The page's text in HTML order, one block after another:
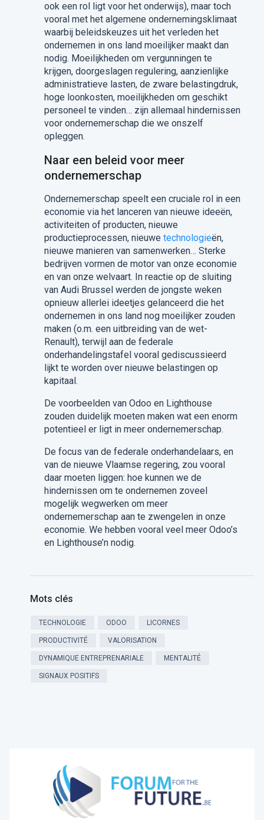
ook een rol ligt voor het onderwijs), maar toch
vooral met het algemene ondernemingsklimaat
waarbij beleidskeuzes uit het verleden het
ondernemen in ons land moeilijker maakt dan
nodig. Moeilijkheden om vergunningen te
krijgen, doorgeslagen regulering, aanzienlijke
administratieve lasten, de zware belastingdruk,
hoge loonkosten, moeilijkheden om geschikt
personeel te vinden… zijn allemaal hindernissen
voor ondernemerschap die we onszelf
opleggen.
Naar een beleid voor meer
ondernemerschap
Ondernemerschap speelt een cruciale rol in een
economie via het lanceren van nieuwe ideeën,
activiteiten of producten, nieuwe
productieprocessen, nieuwe technologieën,
nieuwe manieren van samenwerken… Sterke
bedrijven vormen de motor van onze economie
en van onze welvaart. In reactie op de sluiting
van Audi Brussel werden de jongste weken
opnieuw allerlei ideetjes gelanceerd die het
ondernemen in ons land nog moeilijker zouden
maken (o.m. een uitbreiding van de wet-
Renault), terwijl aan de federale
onderhandelingstafel vooral gediscussieerd
lijkt te worden over nieuwe belastingen op
kapitaal.
De voorbeelden van Odoo en Lighthouse
zouden duidelijk moeten maken wat een enorm
potentieel er ligt in meer ondernemerschap.
De focus van de federale onderhandelaars, en
van de nieuwe Vlaamse regering, zou vooral
daar moeten liggen: hoe kunnen we de
hindernissen om te ondernemen zoveel
mogelijk wegwerken om meer
ondernemerschap aan te zwengelen in onze
economie. We hebben vooral veel meer Odoo’s
en Lighthouse’n nodig.
Mots clés
TECHNOLOGIE ODOO LICORNES
PRODUCTIVITÉ VALORISATION
DYNAMIQUE ENTREPRENARIALE MENTALITÉ
SIGNAUX POSITIFS